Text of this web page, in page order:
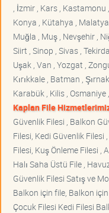
, İzmir , Kars , Kastamonu
Konya , Kütahya ,
Muğla , Muş , Nevşehir ,
Siirt , Sinop , Sivas ,
Uşak , Van , Yozgat ,
Kırıkkale , Batman ,
Karabük , Kilis , Osmaniye
Kaplan File
Güvenlik Filesi , Balkon
Filesi, Kedi Güvenlik Filesi
Filesi, Kuş Önleme Filesi ,
Halı Saha Üstü File ,
Güvenlik Filesi Satış ve
Balkon için file, Balkon
Çocuk Filesi Kedi Filesi